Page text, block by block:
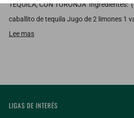
TEQUILA, CON TORONJA Ingredientes:
caballito de tequila Jugo de 2 limones 1
Lee mas
LIGAS DE INTERÉS